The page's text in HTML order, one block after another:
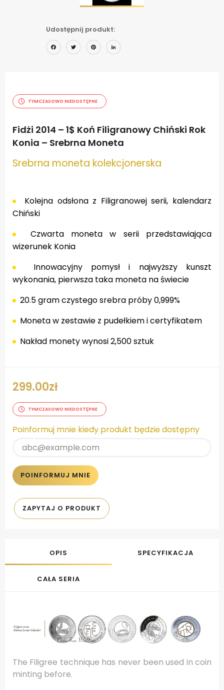
Udostępnij produkt:
Facebook
TwitterPinterest
TYMCZASOWO NIEDOSTĘPNE
Fidżi 2014 – 1$ Koń Filigranowy Chiński Rok
Konia – Srebrna Moneta
Srebrna moneta kolekcjonerska
Kolejna odsłona z Filigranowej serii, kalendarz
Chiński
Czwarta moneta w serii przedstawiająca
wizerunek Konia
Innowacyjny pomysł i najwyższy kunszt
wykonania, pierwsza taka moneta na świecie
20.5 gram czystego srebra próby 0,999%
Moneta w zestawie z pudełkiem i certyfikatem
Nakład monety wynosi 2,500 sztuk
299.00zł
TYMCZASOWO NIEDOSTĘPNE
Poinformuj mnie kiedy produkt będzie dostępny
POINFORMUJ MNIE
ZAPYTAJ O PRODUKT
OPIS SPECYFIKACJA
CAŁA SERIA
The Filigree technique has never been used in coin
minting before.